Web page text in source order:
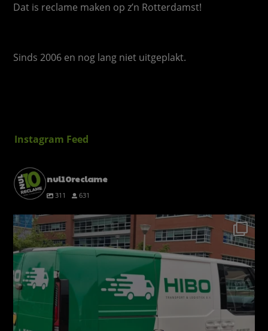
Dat is reclame maken op z’n Rotterdamst!
Sinds 2006 en nog lang niet uitgeplakt.
Instagram Feed
nul10reclame
311 631